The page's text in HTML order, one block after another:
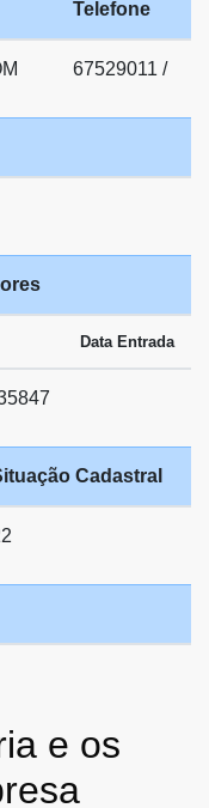
Telefone
67529011 /
Data Entrada
Cadastral
e os